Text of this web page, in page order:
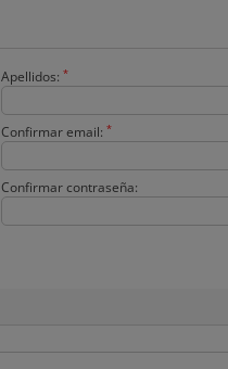
Apellidos: *
Confirmar email: *
Confirmar contraseña: